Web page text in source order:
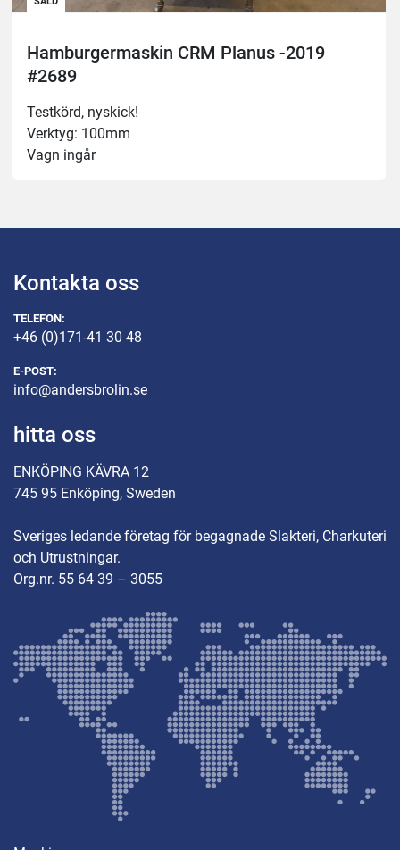
Hamburgermaskin CRM Planus -2019
#2689
Testkörd, nyskick!
Verktyg: 100mm
Vagn ingår
Kontakta oss
TELEFON:
+46 (0)171-41 30 48
E-POST:
info@andersbrolin.se
hitta oss
ENKÖPING KÄVRA 12
745 95 Enköping, Sweden
Sveriges ledande företag för begagnade Slakteri, Charkuteri
och Utrustningar.
Org.nr. 55 64 39 – 3055